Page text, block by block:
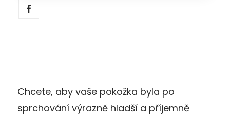
Chcete, aby vaše pokožka byla po
sprchování výrazně hladší a příjemně